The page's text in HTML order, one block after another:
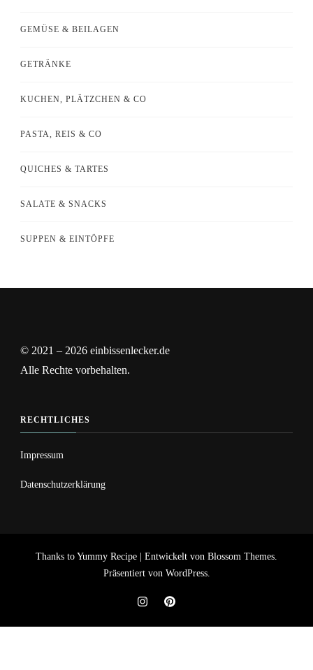
GEMÜSE & BEILAGEN
GETRÄNKE
KUCHEN, PLÄTZCHEN & CO
PASTA, REIS & CO
QUICHES & TARTES
SALATE & SNACKS
SUPPEN & EINTÖPFE
© 2021 – 2026 einbissenlecker.de
Alle Rechte vorbehalten.
RECHTLICHES
Impressum
Datenschutzerklärung
Thanks toYummy Recipe | Entwickelt von Blossom Themes
Präsentiert von WordPress.